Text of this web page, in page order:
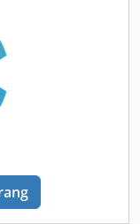
ke atas
Bagian
secara
Kontrol posisi
Tampilan
Agmsa
Kecepatan: x
mm sekitar:
mm
mm: 450
meja mm